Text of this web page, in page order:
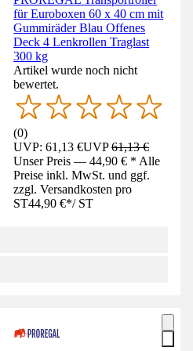
für Euroboxen 60 x 40 cm mit
Gummiräder Blau Offenes
Deck 4 Lenkrollen Traglast
300 kg
Artikel wurde noch nicht
bewertet.
(0)
UVP: 61,13 €UVP61,13 €
Unser Preis — 44,90 € * Alle
Preise inkl. MwSt. und ggf.
zzgl. Versandkosten pro
ST44,90 €*/ ST